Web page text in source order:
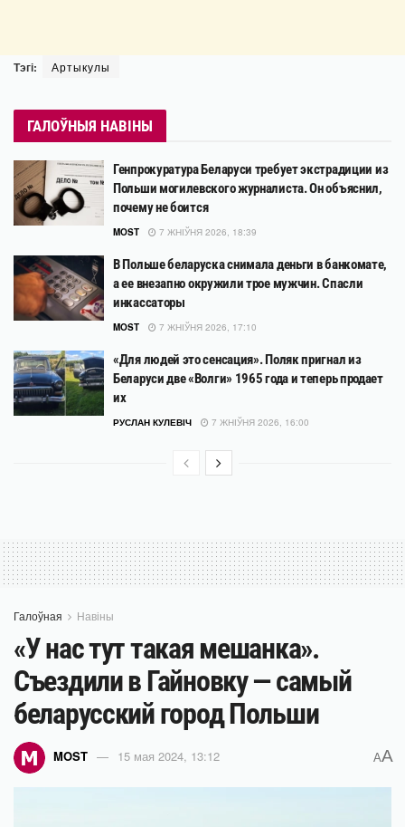
Тэгі: Артыкулы
ГАЛОЎНЫЯ НАВІНЫ
Генпрокуратура Беларуси требует экстрадиции из
Польши могилевского журналиста. Он объяснил,
почему не боится
MOST 7 ЖНІЎНЯ 2026, 18:39
В Польше беларуска снимала деньги в банкомате,
а ее внезапно окружили трое мужчин. Спасли
инкассаторы
MOST 7 ЖНІЎНЯ 2026, 17:10
«Для людей это сенсация». Поляк пригнал из
Беларуси две «Волги» 1965 года и теперь продает
их
РУСЛАН КУЛЕВІЧ 7 ЖНІЎНЯ 2026, 16:00
Галоўная Навіны
«У нас тут такая мешанка».
Съездили в Гайновку — самый
беларусский город Польши
MOST 15 мая 2024, 13:12 AA